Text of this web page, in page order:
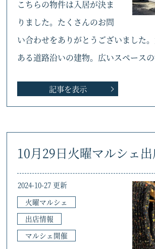
こちらの物件は入居が決ま
りました。たくさんのお問
い合わせをありがとうございました
ある道路沿いの建物。広いスペース
記事を表示
10月29日火曜マルシェ
2024-10-27 更新
火曜マルシェ
出店情報
マルシェ開催